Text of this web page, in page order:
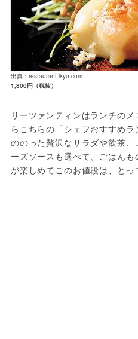
出典：restaurant.ikyu.com
1,800円（税抜）
リーツァンティンはランチの
らこちらの「シェフおすすめ
ののった贅沢なサラダや飲茶
ーズソースも選べて、ごはん
が楽しめてこのお値段は、とっ